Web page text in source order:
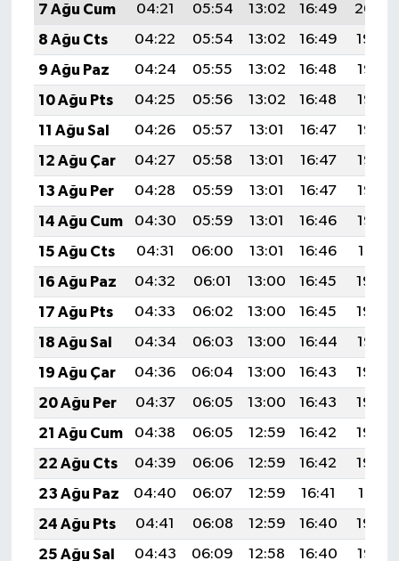
7 Ağu Cum
04:21 05:54 13:02 16:49
20:00
8 Ağu Cts
04:22 05:54 13:02 16:49
19:59
9 Ağu Paz
04:24 05:55 13:02 16:48
19:58
10 Ağu Pts
04:25 05:56 13:02 16:48
19:57
11 Ağu Sal
04:26 05:57 13:01 16:47
19:56
12 Ağu Çar
04:27 05:58 13:01 16:47
19:55
13 Ağu Per
04:28 05:59 13:01 16:47
19:53
14 Ağu Cum
04:30 05:59 13:01 16:46
19:52
15 Ağu Cts
04:31 06:00 13:01 16:46
19:51
16 Ağu Paz
04:32 06:01 13:00 16:45
19:50
17 Ağu Pts
04:33 06:02 13:00 16:45
19:49
18 Ağu Sal
04:34 06:03 13:00 16:44
19:47
19 Ağu Çar
04:36 06:04 13:00 16:43
19:46
20 Ağu Per
04:37 06:05 13:00 16:43
19:45
21 Ağu Cum
04:38 06:05 12:59 16:42
19:43
22 Ağu Cts
04:39 06:06 12:59 16:42
19:42
23 Ağu Paz
04:40 06:07 12:59 16:41
19:41
24 Ağu Pts
04:41 06:08 12:59 16:40
19:39
25 Ağu Sal
04:43 06:09 12:58 16:40 19:38